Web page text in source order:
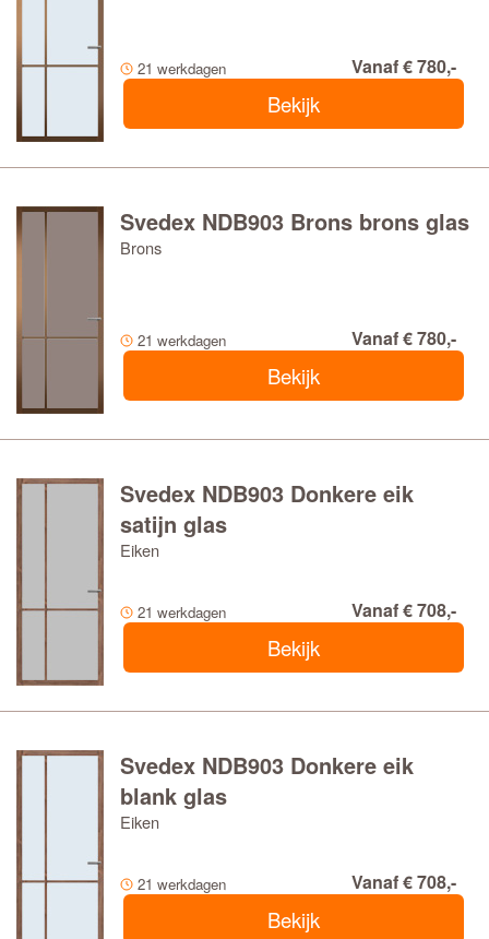
21 werkdagen Vanaf € 780,-
Bekijk
Svedex NDB903 Brons brons glas
Brons
21 werkdagen Vanaf € 780,-
Bekijk
Svedex NDB903 Donkere eik
satijn glas
Eiken
21 werkdagen Vanaf € 708,-
Bekijk
Svedex NDB903 Donkere eik
blank glas
Eiken
21 werkdagen Vanaf € 708,-
Bekijk